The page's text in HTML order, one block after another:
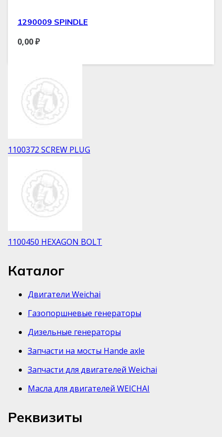
1290009 SPINDLE
0,00₽
1100372 SCREW PLUG
1100450 HEXAGON BOLT
Каталог
Двигатели Weichai
Газопоршневые генераторы
Дизельные генераторы
Запчасти на мосты Hande axle
Запчасти для двигателей Weichai
Масла для двигателей WEICHAI
Реквизиты